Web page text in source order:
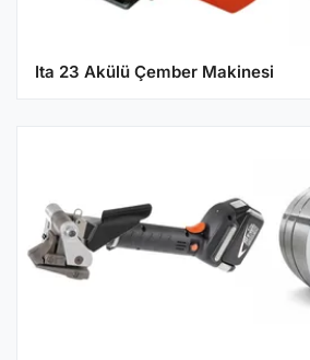
Ita 23 Akülü Çember Makinesi